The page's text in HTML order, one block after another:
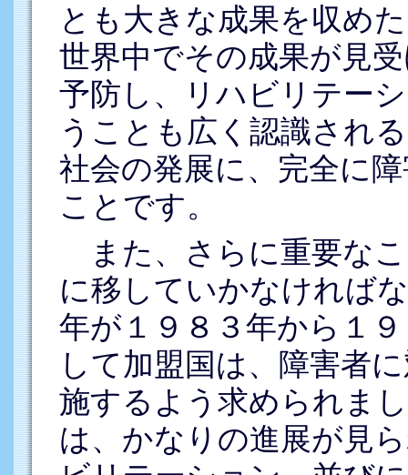
とも大きな成果を収め
世界中でその成果が見
予防し、リハビリテー
うことも広く認識され
社会の発展に、完全に
ことです。
また、さらに重要な
に移していかなければ
年が１９８３年から１
して加盟国は、障害者
施するよう求められま
は、かなりの進展が見